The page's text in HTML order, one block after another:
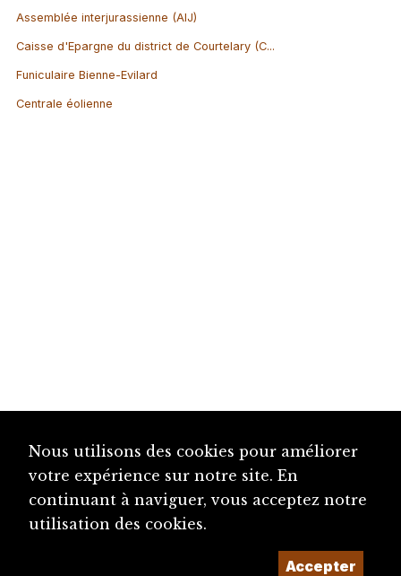
Assemblée interjurassienne (AIJ)
Caisse d'Epargne du district de Courtelary (C...
Funiculaire Bienne-Evilard
Centrale éolienne
Nous utilisons des cookies pour améliorer
votre expérience sur notre site. En
continuant à naviguer, vous acceptez notre
utilisation des cookies.
Accepter